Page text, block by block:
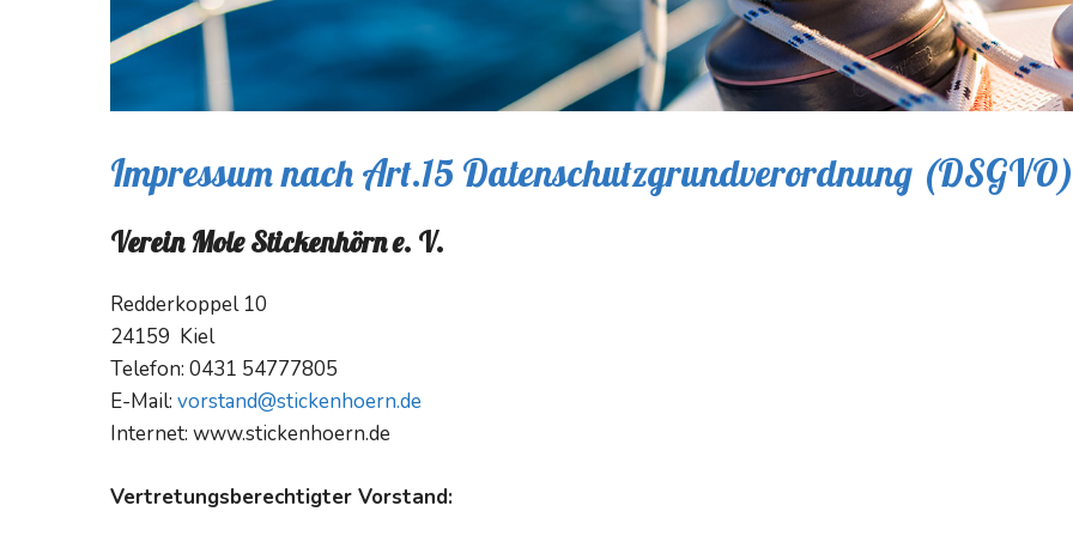
Impressum nach Art.15 Datenschutzgrundverordnung (DSGVO)
Verein Mole Stickenhörn e. V.
Redderkoppel 10
24159 Kiel
Telefon: 0431 54777805
E-Mail: vorstand@stickenhoern.de
Internet: www.stickenhoern.de
Vertretungsberechtigter Vorstand: